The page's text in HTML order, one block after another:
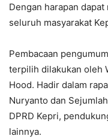
Dengan harapan
seluruh masyarakat
Pembacaan
terpilih dilakukan oleh
Hood. Hadir dalam
Nuryanto dan
DPRD Kepri,
lainnya.